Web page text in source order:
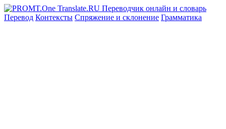
Перевод Контексты Спряжение и склонение Грамматика